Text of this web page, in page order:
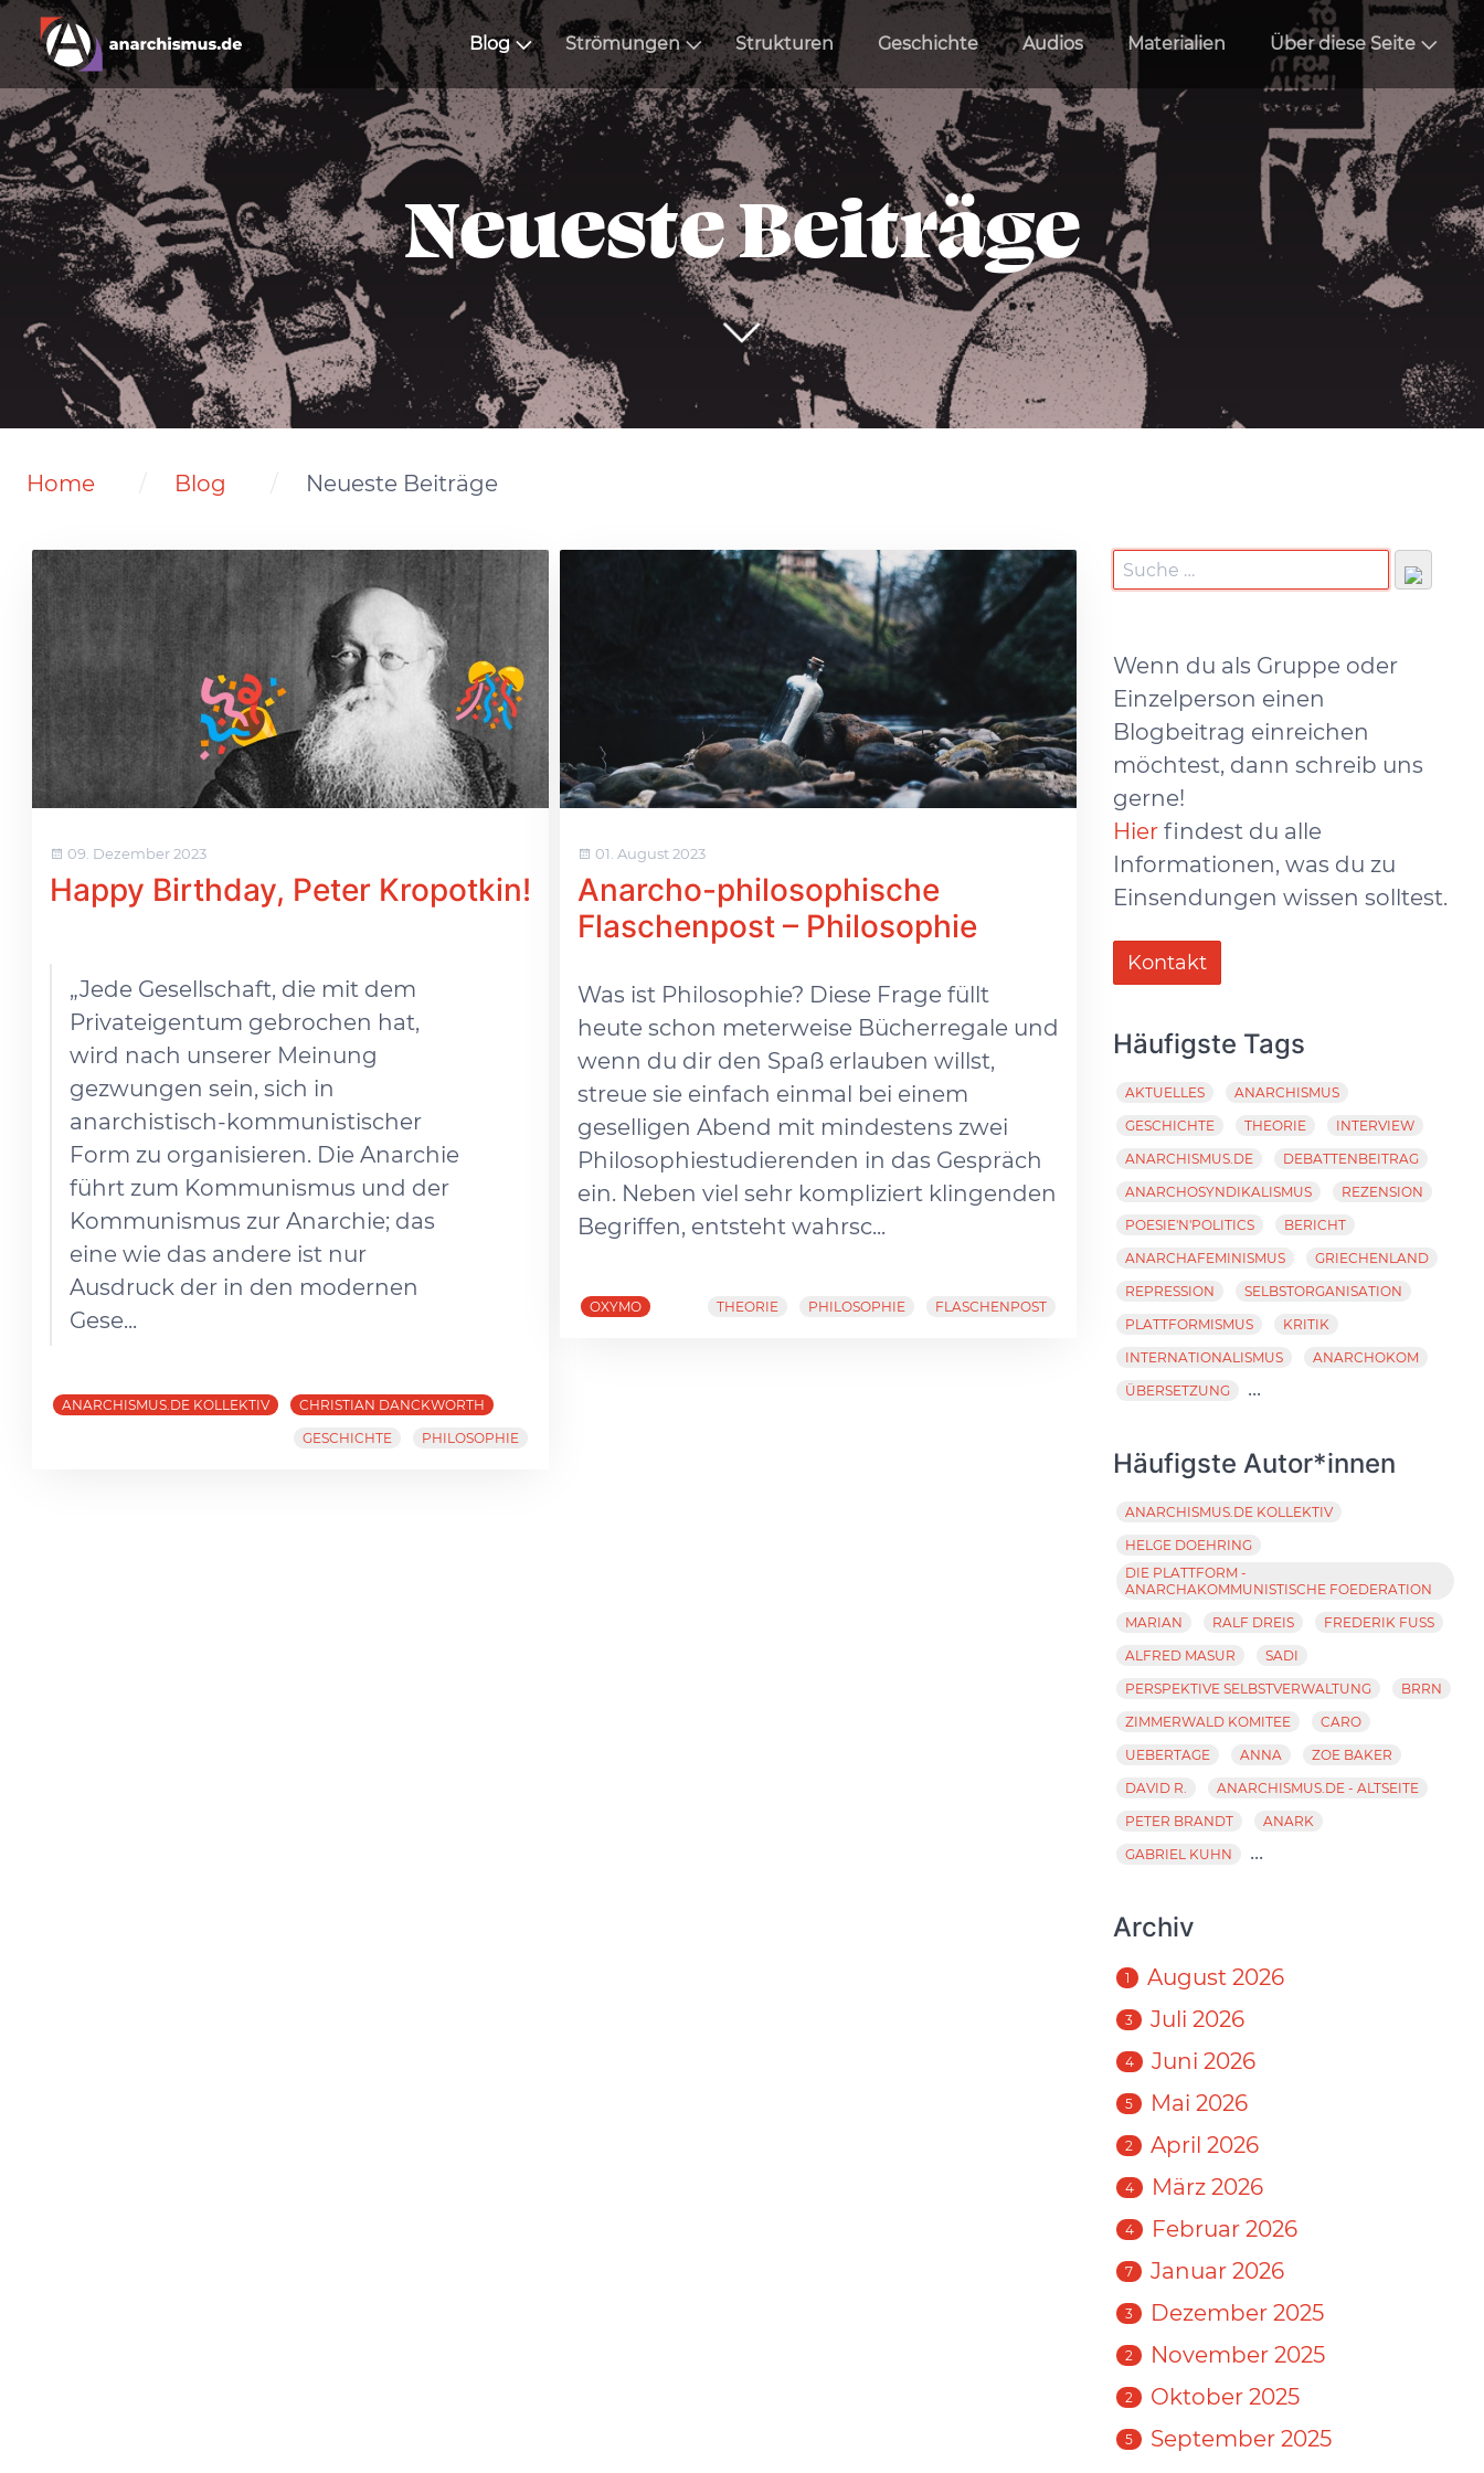
Blog Strömungen Strukturen Geschichte Audios Materialien Über diese Seite
Neueste Beiträge
Home Blog Neueste Beiträge
09. Dezember 2023
Happy Birthday, Peter Kropotkin!
„Jede Gesellschaft, die mit dem
Privateigentum gebrochen hat,
wird nach unserer Meinung
gezwungen sein, sich in
anarchistisch-kommunistischer
Form zu organisieren. Die Anarchie
führt zum Kommunismus und der
Kommunismus zur Anarchie; das
eine wie das andere ist nur
Ausdruck der in den modernen
Gese...
ANARCHISMUS.DE KOLLEKTIV
CHRISTIAN DANCKWORTH
GESCHICHTE
PHILOSOPHIE
01. August 2023
Anarcho-philosophische
Flaschenpost – Philosophie
Was ist Philosophie? Diese Frage füllt
heute schon meterweise Bücherregale und
wenn du dir den Spaß erlauben willst,
streue sie einfach einmal bei einem
geselligen Abend mit mindestens zwei
Philosophiestudierenden in das Gespräch
ein. Neben viel sehr kompliziert klingenden
Begriffen, entsteht wahrsc...
OXYMO THEORIE PHILOSOPHIE FLASCHENPOST
Wenn du als Gruppe oder
Einzelperson einen
Blogbeitrag einreichen
möchtest, dann schreib uns
gerne!
Hier findest du alle
Informationen, was du zu
Einsendungen wissen solltest.
Kontakt
Häufigste Tags
AKTUELLES
ANARCHISMUS
GESCHICHTE
THEORIE
INTERVIEW
ANARCHISMUS.DE
DEBATTENBEITRAG
ANARCHOSYNDIKALISMUS
REZENSION
POESIE'N'POLITICS
BERICHT
ANARCHAFEMINISMUS
GRIECHENLAND
REPRESSION
SELBSTORGANISATION
PLATTFORMISMUS
KRITIK
INTERNATIONALISMUS
ANARCHOKOM
ÜBERSETZUNG
...
Häufigste Autor*innen
ANARCHISMUS.DE KOLLEKTIV
HELGE DOEHRING
DIE PLATTFORM -
ANARCHAKOMMUNISTISCHE FOEDERATION
MARIAN
RALF DREIS
FREDERIK FUSS
ALFRED MASUR
SADI
PERSPEKTIVE SELBSTVERWALTUNG
BRRN
ZIMMERWALD KOMITEE
CARO
UEBERTAGE
ANNA
ZOE BAKER
DAVID R.
ANARCHISMUS.DE - ALTSEITE
PETER BRANDT
ANARK
GABRIEL KUHN
...
Archiv
1 August 2026
3 Juli 2026
4 Juni 2026
5 Mai 2026
2 April 2026
4 März 2026
4 Februar 2026
7 Januar 2026
3 Dezember 2025
2 November 2025
2 Oktober 2025
5 September 2025